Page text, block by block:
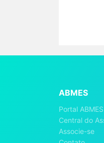
ABMES
Portal ABMES
Central do
Associe-se